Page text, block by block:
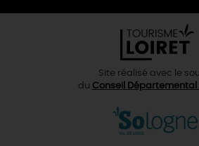
Site réalisé avec le
du Conseil Départemental